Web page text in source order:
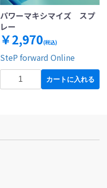
パワーマキシマイズ スプ
レー
￥2,970(税込)
SteP forward Online
カートに入れる